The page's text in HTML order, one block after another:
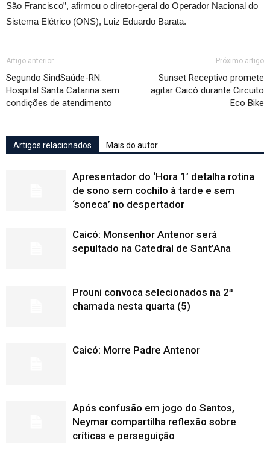
São Francisco”, afirmou o diretor-geral do Operador Nacional do
Sistema Elétrico (ONS), Luiz Eduardo Barata.
Artigo anterior
Segundo SindSaúde-RN:
Hospital Santa Catarina sem
condições de atendimento
Próximo artigo
Sunset Receptivo promete
agitar Caicó durante Circuito
Eco Bike
Artigos relacionados Mais do autor
Apresentador do ‘Hora 1’ detalha rotina
de sono sem cochilo à tarde e sem
‘soneca’ no despertador
Caicó: Monsenhor Antenor será
sepultado na Catedral de Sant’Ana
Prouni convoca selecionados na 2ª
chamada nesta quarta (5)
Caicó: Morre Padre Antenor
Após confusão em jogo do Santos,
Neymar compartilha reflexão sobre
críticas e perseguição